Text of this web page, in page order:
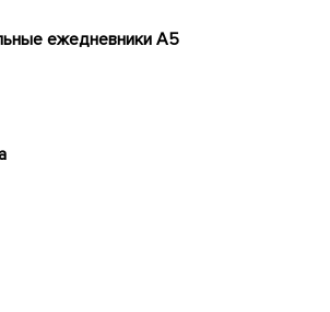
ежедневники А5